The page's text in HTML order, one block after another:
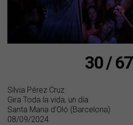
30 / 67
Sílvia Pérez Cruz
Gira Toda la vida, un día
Santa Maria d'Oló (Barcelona)
08/09/2024